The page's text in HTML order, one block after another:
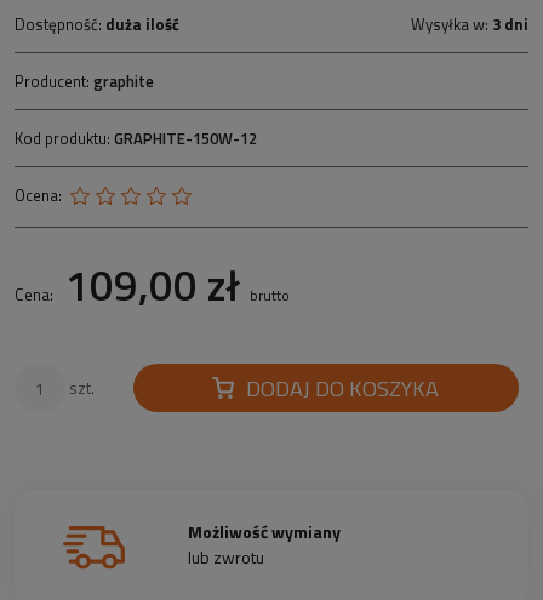
Dostępność: duża ilość Wysyłka w: 3 dni
Producent: graphite
Kod produktu: GRAPHITE-150W-12
Ocena:
Cena: 109,00 zł brutto
szt. DODAJ DO KOSZYKA
Możliwość wymiany
lub zwrotu